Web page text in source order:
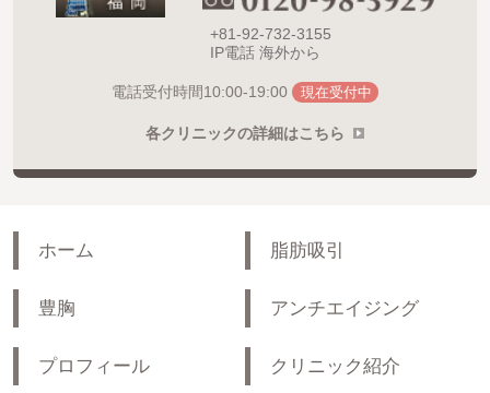
+81-92-732-3155
IP電話 海外から
電話受付時間10:00-19:00 現在受付中
各クリニックの詳細はこちら
ホーム 脂肪吸引
豊胸 アンチエイジング
プロフィール クリニック紹介